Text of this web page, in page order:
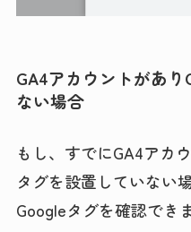
GA4アカウントがあ
ない場合
もし、すでにGA4アカ
タグを設置していない
Googleタグを確認でき